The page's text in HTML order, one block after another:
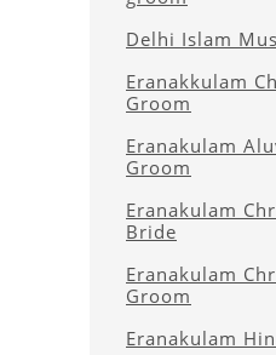
Delhi Islam
Eranakkulam
Groom
Eranakulam
Groom
Eranakulam
Bride
Eranakulam
Groom
Eranakulam